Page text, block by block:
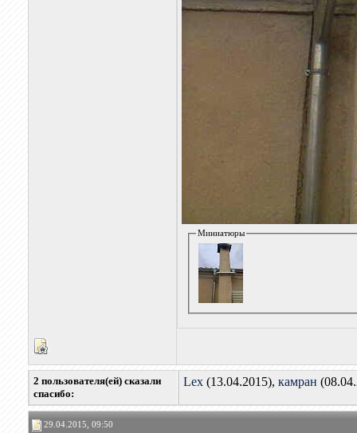
Миниатюры
2 пользователя(ей) сказали
cпасибо:
Lex(13.04.2015), камран
29.04.2015, 09:50